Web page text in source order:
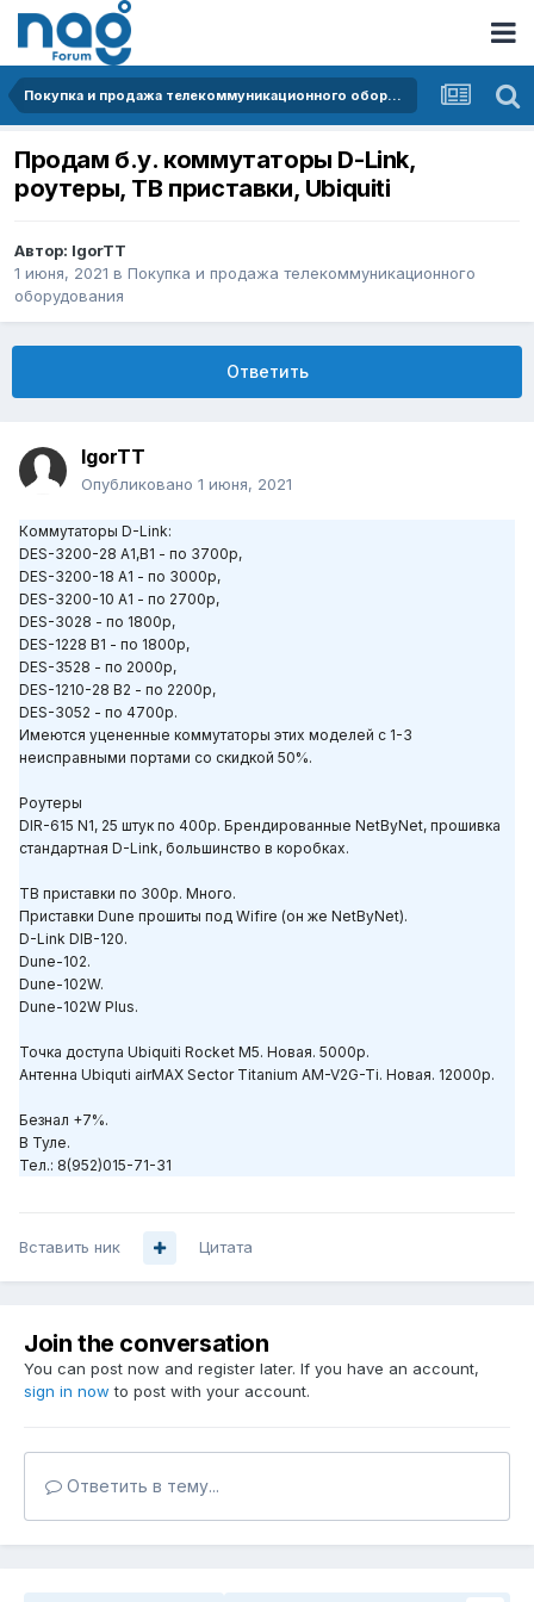
Покупка и продажа телекоммуникационного оборудования
Продам б.у. коммутаторы D-Link,
роутеры, ТВ приставки, Ubiquiti
Автор: IgorTT
1 июня, 2021 в Покупка и продажа телекоммуникационного
оборудования
Ответить
IgorTT
Опубликовано 1 июня, 2021
Коммутаторы D-Link:
DES-3200-28 A1,B1 - по 3700р,
DES-3200-18 A1 - по 3000р,
DES-3200-10 A1 - по 2700р,
DES-3028 - по 1800р,
DES-1228 B1 - по 1800р,
DES-3528 - по 2000р,
DES-1210-28 B2 - по 2200р,
DES-3052 - по 4700р.
Имеются уцененные коммутаторы этих моделей с 1-3
неисправными портами со скидкой 50%.
Роутеры
DIR-615 N1, 25 штук по 400р. Брендированные NetByNet, прошивка
стандартная D-Link, большинство в коробках.
ТВ приставки по 300р. Много.
Приставки Dune прошиты под Wifire (он же NetByNet).
D-Link DIB-120.
Dune-102.
Dune-102W.
Dune-102W Plus.
Точка доступа Ubiquiti Rocket M5. Новая. 5000р.
Антенна Ubiquti airMAX Sector Titanium AM-V2G-Ti. Новая. 12000р.
Безнал +7%.
В Туле.
Тел.: 8(952)015-71-31
Вставить ник Цитата
Join the conversation
You can post now and register later. If you have an account,
sign in now to post with your account.
Ответить в тему...